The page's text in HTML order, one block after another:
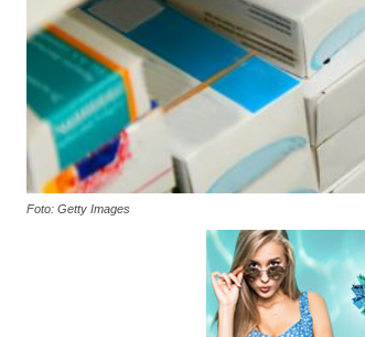
Foto: Getty Images